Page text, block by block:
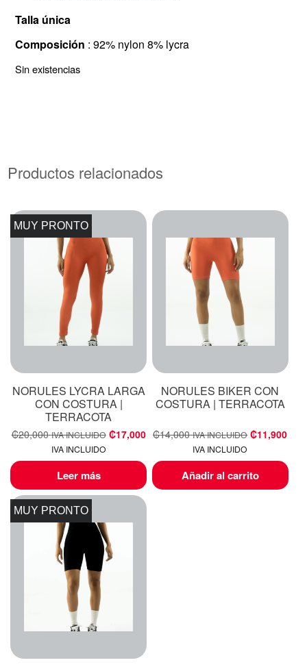
Talla única
Composición : 92% nylon 8% lycra
Sin existencias
Productos relacionados
MUY PRONTO
NORULES LYCRA LARGA
CON COSTURA |
TERRACOTA
₡20,000 IVA INCLUIDO ₡17,000
IVA INCLUIDO
Leer más
NORULES BIKER CON
COSTURA | TERRACOTA
₡14,000 IVA INCLUIDO ₡11,900
IVA INCLUIDO
Añadir al carrito
MUY PRONTO